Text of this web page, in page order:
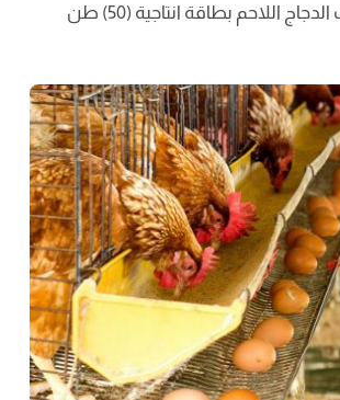
خطين لانتاج علف الدجاج اللاحم بطاقة انتاجية (50) طن